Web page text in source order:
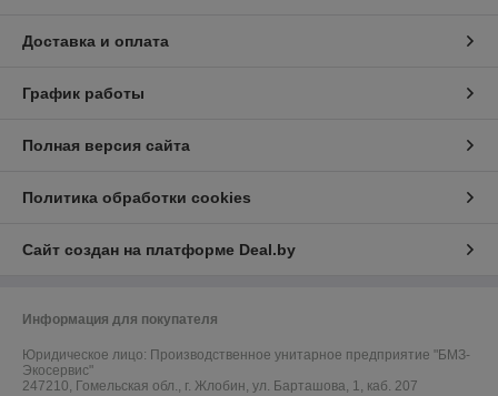
Доставка и оплата
График работы
Полная версия сайта
Политика обработки cookies
Сайт создан на платформе Deal.by
Информация для покупателя
Юридическое лицо: Производственное унитарное предприятие "БМЗ-
Экосервис"
247210, Гомельская обл., г. Жлобин, ул. Барташова, 1, каб. 207